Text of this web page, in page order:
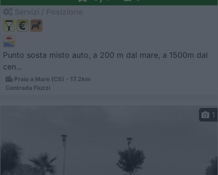
Punto sosta misto auto, a 200 m dal mare, a 1500m dal
cen...
Praia a Mare (CS) - 17.2km
Contrada Fiuzzi
1